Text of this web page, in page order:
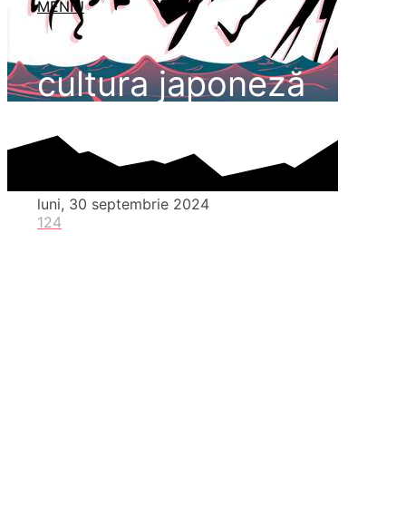
MENIU
cultura japoneză
luni, 30 septembrie 2024
124